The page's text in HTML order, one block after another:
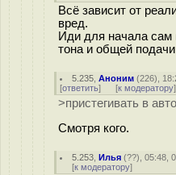
Всё зависит от
вред.
Иди для начала сам
тона и общей
5.235 ,Аноним (226),
[ответить] [к модератору]
>пристегивать в
Смотря кого.
5.253 ,Илья (??), 05:48,
[к модератору]